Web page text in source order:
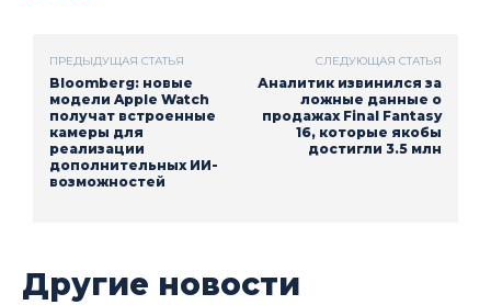
ПРЕДЫДУЩАЯ СТАТЬЯ
Bloomberg: новые
модели Apple Watch
получат встроенные
камеры для
реализации
дополнительных ИИ-
возможностей
СЛЕДУЮЩАЯ СТАТЬЯ
Аналитик извинился за
ложные данные о
продажах Final Fantasy
16, которые якобы
достигли 3.5 млн
Другие новости